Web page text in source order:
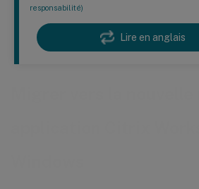
responsabilité)
Lire en anglais